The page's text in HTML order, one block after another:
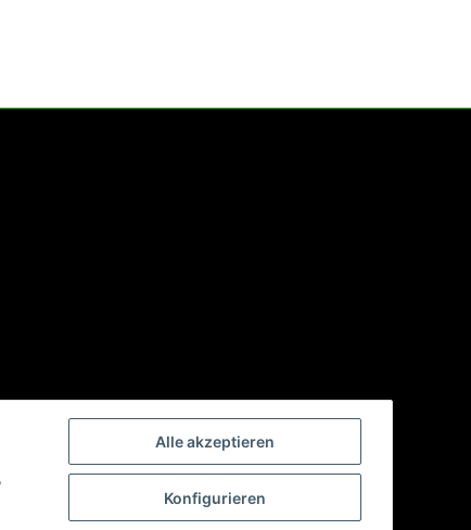
Alle akzeptieren
Konfigurieren